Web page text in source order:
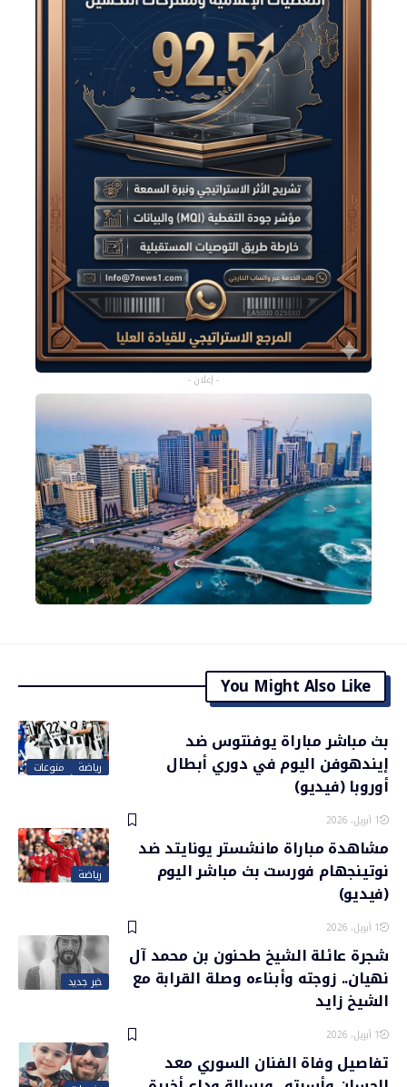
- إعلان -
You Might Also Like
رياضة منوعات
بث مباشر مباراة يوفنتوس ضد
إيندهوفن اليوم في دوري أبطال
أوروبا (فيديو)
1 أبريل، 2026
رياضة
مشاهدة مباراة مانشستر يونايتد ضد
نوتينجهام فورست بث مباشر اليوم
(فيديو)
1 أبريل، 2026
خبر جديد
شجرة عائلة الشيخ طحنون بن محمد آل
نهيان.. زوجته وأبناءه وصلة القرابة مع
الشيخ زايد
1 أبريل، 2026
تفاصيل وفاة الفنان السوري معد